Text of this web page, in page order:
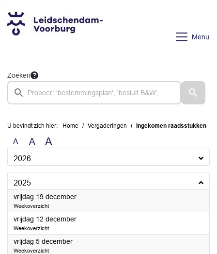
Ga naar de inhoud van deze pagina
Ga naar het zoeken
Ga naar het menu
Menu
Zoeken
U bevindt zich hier: Home Vergaderingen Ingekomen raadsstukken
A A A
2026
2025
vrijdag 19 december2025
Weekoverzicht
vrijdag 12 december2025
Weekoverzicht
vrijdag 5 december2025
Weekoverzicht